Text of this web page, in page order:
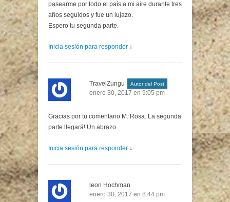
pasearme por todo el país a mi aire durante tres
años seguidos y fue un lujazo.
Espero tu segunda parte.
Inicia sesión para responder ↓
TravelZungu Autor del Post
enero 30, 2017 en 9:05 pm
Gracias por tu comentario M. Rosa. La segunda
parte llegará! Un abrazo
Inicia sesión para responder ↓
leon Hochman
enero 30, 2017 en 8:44 pm